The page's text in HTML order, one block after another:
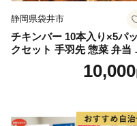
静岡県袋井市
チキンバー 10本入り×5パッ
クセット 手羽先 惣菜 弁当
かず お酒 おつまみ ギフト
ャンプ アウトドア キャン
10,000